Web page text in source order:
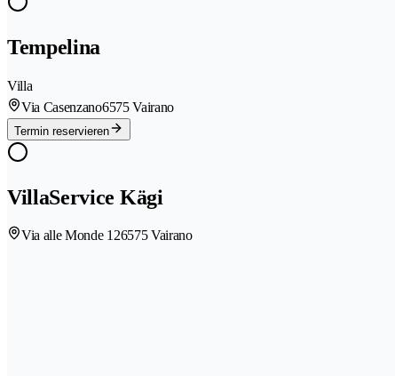
Tempelina
Villa
Via Casenzano6575 Vairano
Termin reservieren
VillaService Kägi
Via alle Monde 126575 Vairano